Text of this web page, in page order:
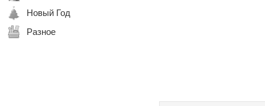
Новый Год
Разное